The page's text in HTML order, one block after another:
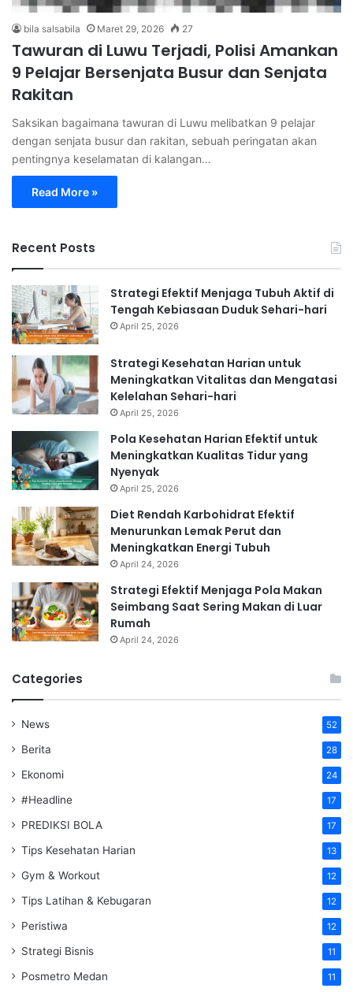
bila salsabila Maret 29, 2026 27
Tawuran di Luwu Terjadi, Polisi Amankan
9 Pelajar Bersenjata Busur dan Senjata
Rakitan
Saksikan bagaimana tawuran di Luwu melibatkan 9 pelajar
dengan senjata busur dan rakitan, sebuah peringatan akan
pentingnya keselamatan di kalangan…
Read More »
Recent Posts
Strategi Efektif Menjaga Tubuh Aktif di
Tengah Kebiasaan Duduk Sehari-hari
April 25, 2026
Strategi Kesehatan Harian untuk
Meningkatkan Vitalitas dan Mengatasi
Kelelahan Sehari-hari
April 25, 2026
Pola Kesehatan Harian Efektif untuk
Meningkatkan Kualitas Tidur yang
Nyenyak
April 25, 2026
Diet Rendah Karbohidrat Efektif
Menurunkan Lemak Perut dan
Meningkatkan Energi Tubuh
April 24, 2026
Strategi Efektif Menjaga Pola Makan
Seimbang Saat Sering Makan di Luar
Rumah
April 24, 2026
Categories
News 52
Berita 28
Ekonomi 24
#Headline 17
PREDIKSI BOLA 17
Tips Kesehatan Harian 13
Gym & Workout 12
Tips Latihan & Kebugaran 12
Peristiwa 12
Strategi Bisnis 11
Posmetro Medan 11